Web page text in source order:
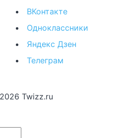
ВКонтакте
Одноклассники
Яндекс Дзен
Телеграм
Twizz.ru